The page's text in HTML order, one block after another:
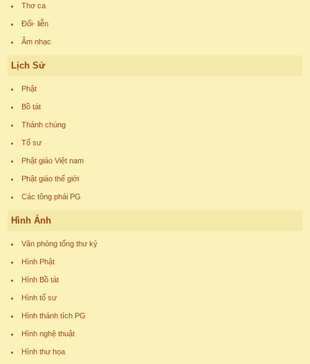
Thơ ca
Đối- liễn
Âm nhạc
Lịch Sử
Phật
Bồ tát
Thánh chúng
Tổ sư
Phật giáo Việt nam
Phật giáo thế giới
Các tông phái PG
Hình Ảnh
Văn phòng tổng thư ký
Hình Phật
Hình Bồ tát
Hình tổ sư
Hình thánh tích PG
Hình nghệ thuật
Hình thư họa